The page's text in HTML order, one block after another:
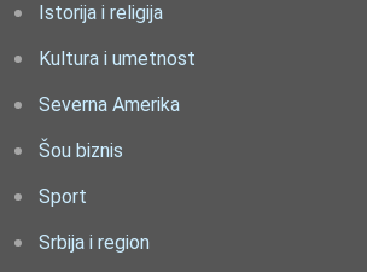
Istorija i religija
Kultura i umetnost
Severna Amerika
Šou biznis
Sport
Srbija i region